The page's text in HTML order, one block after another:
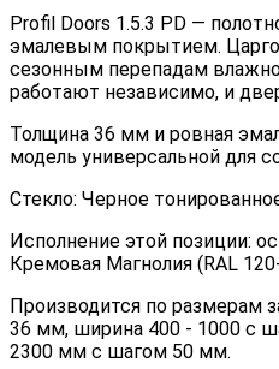
Profil Doors 1.5.3 PD —
эмалевым покрытием.
сезонным перепадам
работают независимо, и
Толщина 36 мм и ровная
модель универсальной для
Стекло: Черное
Исполнение этой позиции:
Кремовая Магнолия (RAL
Производится по размерам
36 мм, ширина 400 - 1000 с
2300 мм с шагом 50 мм.